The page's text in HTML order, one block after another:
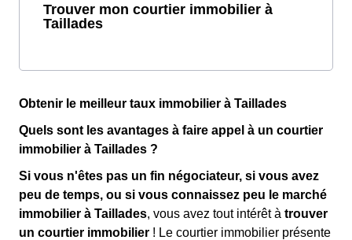
Trouver mon courtier immobilier à
Taillades
Obtenir le meilleur taux immobilier à Taillades
Quels sont les avantages à faire appel à un courtier
immobilier à Taillades ?
Si vous n'êtes pas un fin négociateur, si vous avez
peu de temps, ou si vous connaissez peu le marché
immobilier à Taillades, vous avez tout intérêt à trouver
un courtier immobilier ! Le courtier immobilier présente